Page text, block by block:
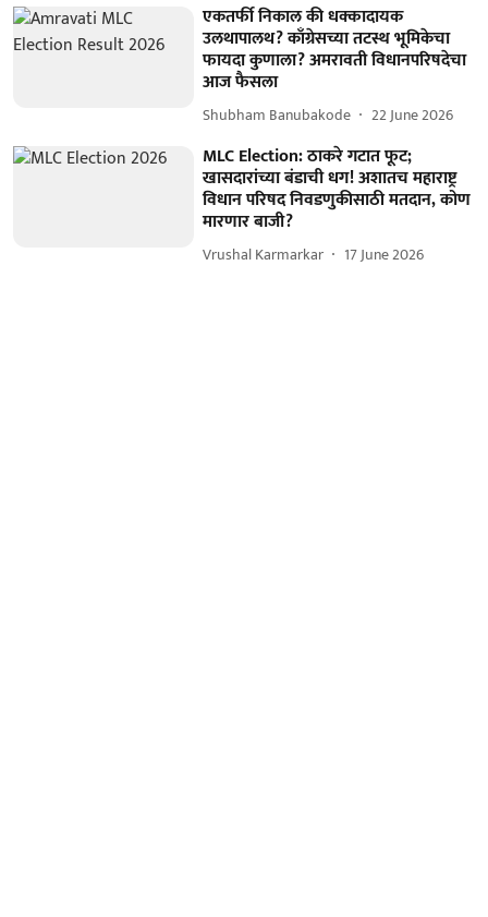
एकतर्फी निकाल की धक्कादायक
उलथापालथ? काँग्रेसच्या तटस्थ भूमिकेचा
फायदा कुणाला? अमरावती विधानपरिषदेचा
आज फैसला
Shubham Banubakode 22 June 2026
MLC Election: ठाकरे गटात फूट;
खासदारांच्या बंडाची धग! अशातच महाराष्ट्र
विधान परिषद निवडणुकीसाठी मतदान, कोण
मारणार बाजी?
Vrushal Karmarkar 17 June 2026